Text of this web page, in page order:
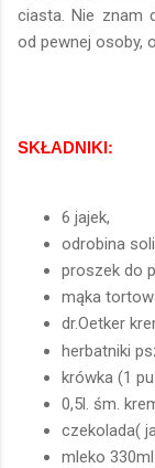
ciasta. Nie znam
od pewnej osoby,
SKŁADNIKI:
6 jajek,
odrobina
proszek do
mąka
dr.Oetker
herbatniki
krówka (1
0,5l. śm.
czekolada(
mleko 330ml